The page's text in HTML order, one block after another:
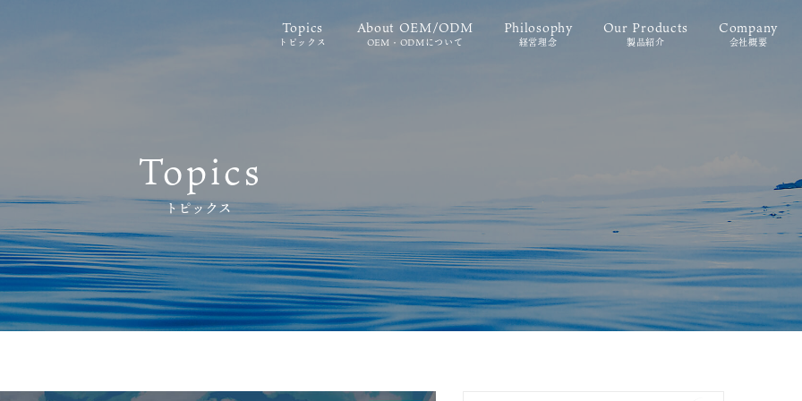
Topics
トピックス
About OEM/ODM
OEM・ODMについて
Philosophy
経営理念
Our Products
製品紹介
Company
会社概要
Topics
トピックス